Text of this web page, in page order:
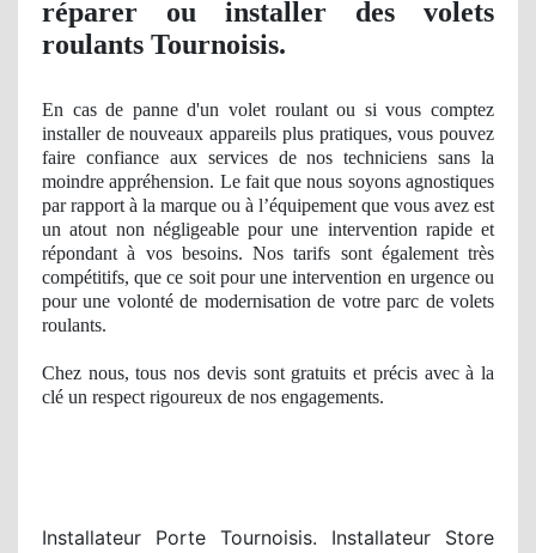
réparer ou installer des volets
roulants Tournoisis.
En cas de panned'un volet roulant ou si vous comptez
installer de nouveaux appareils plus pratiques, vous pouvez
faire confiance aux services de nos techniciens sans la
moindre appréhension. Le fait que nous soyons agnostiques
par rapport à la marque ou à l’équipement que vous avez est
un atout non négligeable pour une intervention rapide et
répondant à vos besoins. Nostarifs sont également très
compétitifs, que ce soit pour une intervention en urgence ou
pour une volonté de modernisation de votre parc de volets
roulants.
Chez nous, tous nos devis sont gratuits et précis avec à la
clé un respect rigoureux de nos engagements.
Installateur Porte Tournoisis. Installateur Store